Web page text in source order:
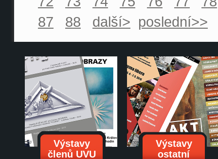
87
88 další> poslední>>
Výstavy
členů UVU
Výstavy
ostatní